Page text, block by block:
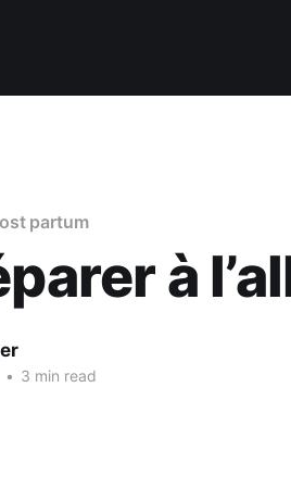
partum
à
• 3 min read